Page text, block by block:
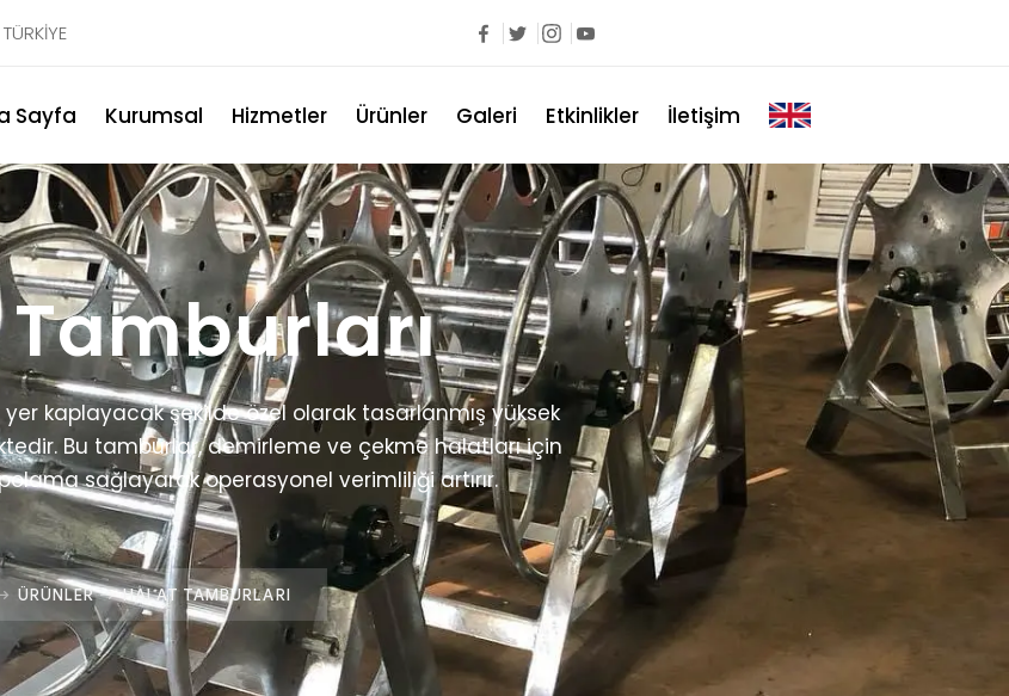
Sayfa Kurumsal Hizmetler Ürünler Galeri Etkinlikler İletişim
kaplayacak şekilde özel olarak tasarlanmış yüksek
Bu tamburlar, demirleme ve çekme halatları için
sağlayarak operasyonel verimliliği artırır.
ÜRÜNLER HALAT TAMBURLARI